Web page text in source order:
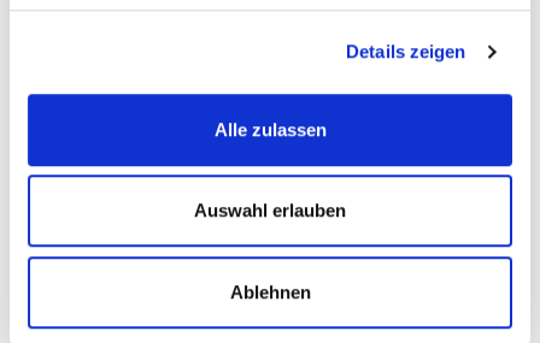
Details zeigen
Alle zulassen
Auswahl erlauben
Ablehnen
4-Zimmer-Wohnung "Im Efeu" - mit schöner
Aussicht - Reutlingen-Sondelfingen
4